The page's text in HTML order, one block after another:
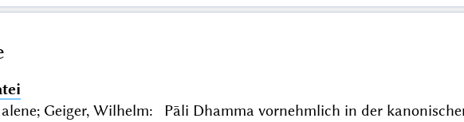
Geiger, Wilhelm: Pāli Dhamma vornehmlich in der